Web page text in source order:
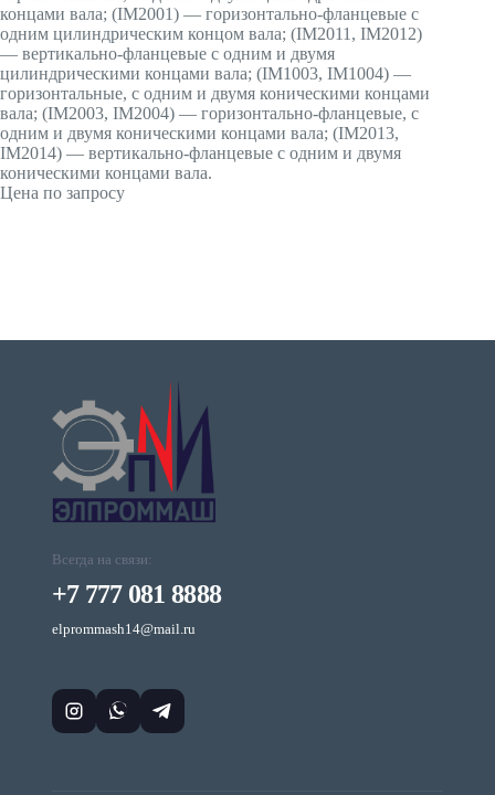
концами вала; (IМ2001) — горизонтально-фланцевые с
одним цилиндрическим концом вала; (IМ2011, IМ2012)
— вертикально-фланцевые с одним и двумя
цилиндрическими концами вала; (IМ1003, IМ1004) —
горизонтальные, с одним и двумя коническими концами
вала; (IМ2003, IМ2004) — горизонтально-фланцевые, с
одним и двумя коническими концами вала; (IМ2013,
IМ2014) — вертикально-фланцевые с одним и двумя
коническими концами вала.
Цена по запросу
Всегда на связи:
+7 777 081 8888
elprommash14@mail.ru